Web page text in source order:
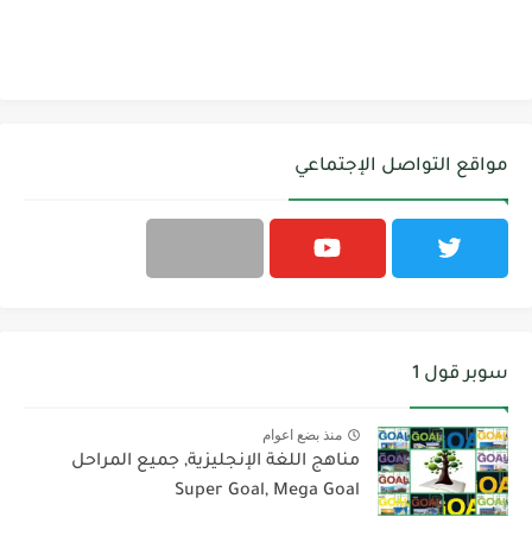
مواقع التواصل الإجتماعي
سوبر قول 1
منذ بضع اعوام
مناهج اللغة الإنجليزية, جميع المراحل
Super Goal, Mega Goal